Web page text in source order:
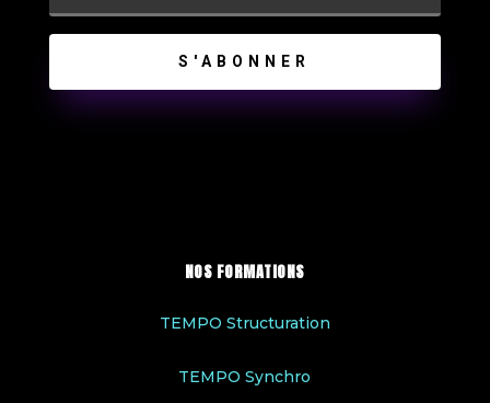
S'ABONNER
NOS FORMATIONS
TEMPO Structuration
TEMPO Synchro